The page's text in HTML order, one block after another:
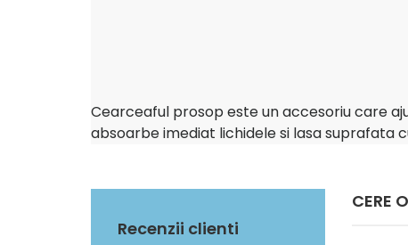
Cearceaful prosop este un accesoriu care
absoarbe imediat lichidele si lasa suprafata
Recenzii clienti
CERE